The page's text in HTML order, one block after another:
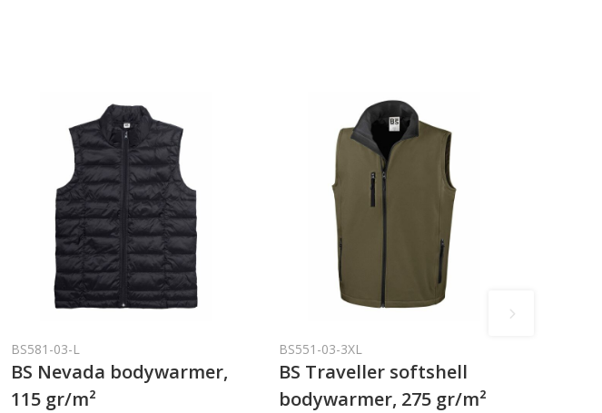
BS581-03-L
BS Nevada bodywarmer,
115 gr/m²
BS551-03-3XL
BS Traveller softshell
bodywarmer, 275 gr/m²